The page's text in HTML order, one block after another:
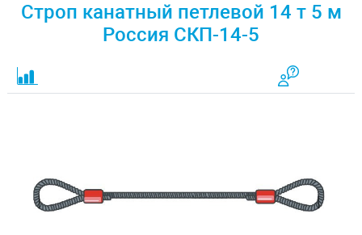
Строп канатный петлевой 14 т 5 м
Россия СКП-14-5